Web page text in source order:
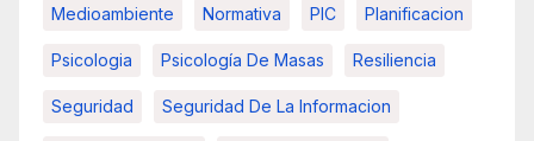
Medioambiente Normativa PIC Planificacion
Psicologia Psicología De Masas Resiliencia
Seguridad Seguridad De La Informacion